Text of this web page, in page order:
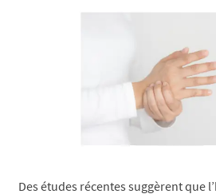
Des études récentes suggèrent que